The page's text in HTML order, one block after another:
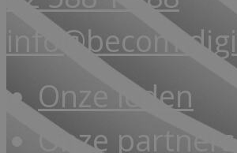
Onze leden
Onze partners